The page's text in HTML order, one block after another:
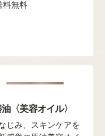
料無料
〈美容オイル〉
じみ、スキンケアを